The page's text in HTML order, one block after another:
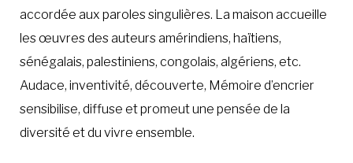
accordée aux paroles singulières. La maison accueille
les œuvres des auteurs amérindiens, haïtiens,
sénégalais, palestiniens, congolais, algériens, etc.
Audace, inventivité, découverte, Mémoire d’encrier
sensibilise, diffuse et promeut une pensée de la
diversité et du vivre ensemble.